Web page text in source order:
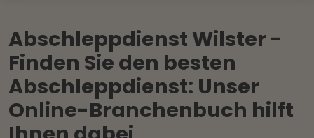
Abschleppdienst Wilster -
Finden Sie den besten
Abschleppdienst: Unser
Online-Branchenbuch hilft